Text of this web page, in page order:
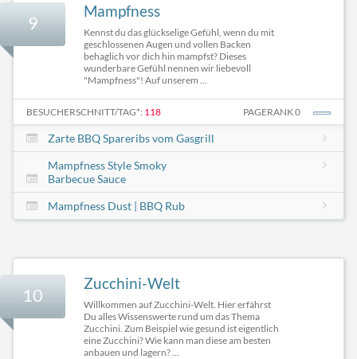
9
Mampfness
Kennst du das glückselige Gefühl, wenn du mit
geschlossenen Augen und vollen Backen
behaglich vor dich hin mampfst? Dieses
wunderbare Gefühl nennen wir liebevoll
"Mampfness"! Auf unserem ...
BESUCHERSCHNITT/TAG*: 118 PAGERANK 0
Zarte BBQ Spareribs vom Gasgrill
Mampfness Style Smoky
Barbecue Sauce
Mampfness Dust | BBQ Rub
10
Zucchini-Welt
Willkommen auf Zucchini-Welt. Hier erfährst
Du alles Wissenswerte rund um das Thema
Zucchini. Zum Beispiel wie gesund ist eigentlich
eine Zucchini? Wie kann man diese am besten
anbauen und lagern? ...